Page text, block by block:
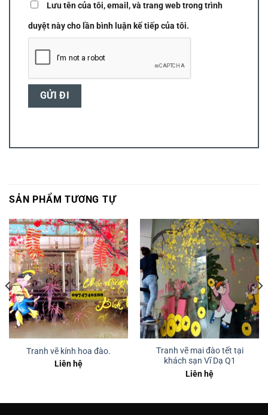
Lưu tên của tôi, email, và trang web trong trình
duyệt này cho lần bình luận kế tiếp của tôi.
SẢN PHẨM TƯƠNG TỰ
Tranh vẽ kính hoa đào.
Liên hệ
Tranh vẽ mai đào tết tại
khách sạn Vĩ Dạ Q1
Liên hệ